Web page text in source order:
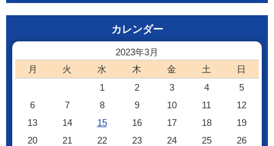
カレンダー
2023年3月
月
火 水 木 金 土 日
1 2 3 4
5
6
7 8 9 10 11
12
13
14 15 16 17 18
19
20
21 22 23 24 25
26